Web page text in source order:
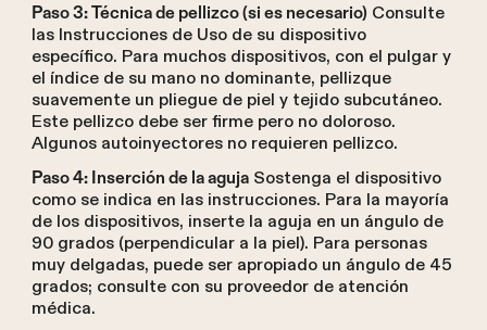
Paso 3: Técnica de pellizco (si es necesario) Consulte
las Instrucciones de Uso de su dispositivo
específico. Para muchos dispositivos, con el pulgar y
el índice de su mano no dominante, pellizque
suavemente un pliegue de piel y tejido subcutáneo.
Este pellizco debe ser firme pero no doloroso.
Algunos autoinyectores no requieren pellizco.
Paso 4: Inserción de la agujaSostenga el dispositivo
como se indica en las instrucciones. Para la mayoría
de los dispositivos, inserte la aguja en un ángulo de
90 grados (perpendicular a la piel). Para personas
muy delgadas, puede ser apropiado un ángulo de 45
grados; consulte con su proveedor de atención
médica.